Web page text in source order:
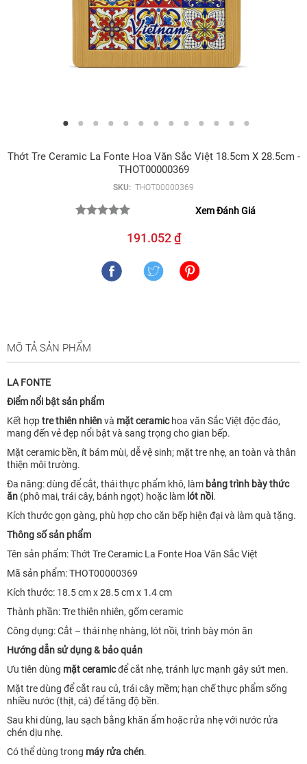
Thớt Tre Ceramic La Fonte Hoa Văn Sắc Việt 18.5cm X 28.5cm -
THOT00000369
SKU: THOT00000369
Xem Đánh Giá
191.052 ₫
MÔ TẢ SẢN PHẨM
LA FONTE
Điểm nổi bật sản phẩm
Kết hợptre thiên nhiênvà mặt ceramichoa văn Sắc Việt độc đáo,
mang đến vẻ đẹp nổi bật và sang trọng cho gian bếp.
Mặt ceramic bền, ít bám mùi, dễ vệ sinh; mặt tre nhẹ, an toàn và thân
thiện môi trường.
Đa năng: dùng để cắt, thái thực phẩm khô, làm bảng trình bày thức
ăn (phô mai, trái cây, bánh ngọt) hoặc làm lót nồi.
Kích thước gọn gàng, phù hợp cho căn bếp hiện đại và làm quà tặng.
Thông số sản phẩm
Tên sản phẩm: Thớt Tre Ceramic La Fonte Hoa Văn Sắc Việt
Mã sản phẩm: THOT00000369
Kích thước: 18.5 cm x 28.5 cm x 1.4 cm
Thành phần: Tre thiên nhiên, gốm ceramic
Công dụng: Cắt – thái nhẹ nhàng, lót nồi, trình bày món ăn
Hướng dẫn sử dụng & bảo quản
Ưu tiên dùng mặt ceramicđể cắt nhẹ, tránh lực mạnh gây sứt men.
Mặt tre dùng để cắt rau củ, trái cây mềm; hạn chế thực phẩm sống
nhiều nước (thịt, cá) để tăng độ bền.
Sau khi dùng, lau sạch bằng khăn ẩm hoặc rửa nhẹ với nước rửa
chén dịu nhẹ.
Có thể dùng trong máy rửa chén.